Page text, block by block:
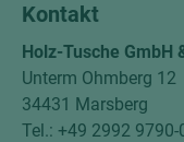
Kontakt
Holz-Tusche GmbH
Unterm Ohmberg 12
34431 Marsberg
Tel.: +49 2992 9790-